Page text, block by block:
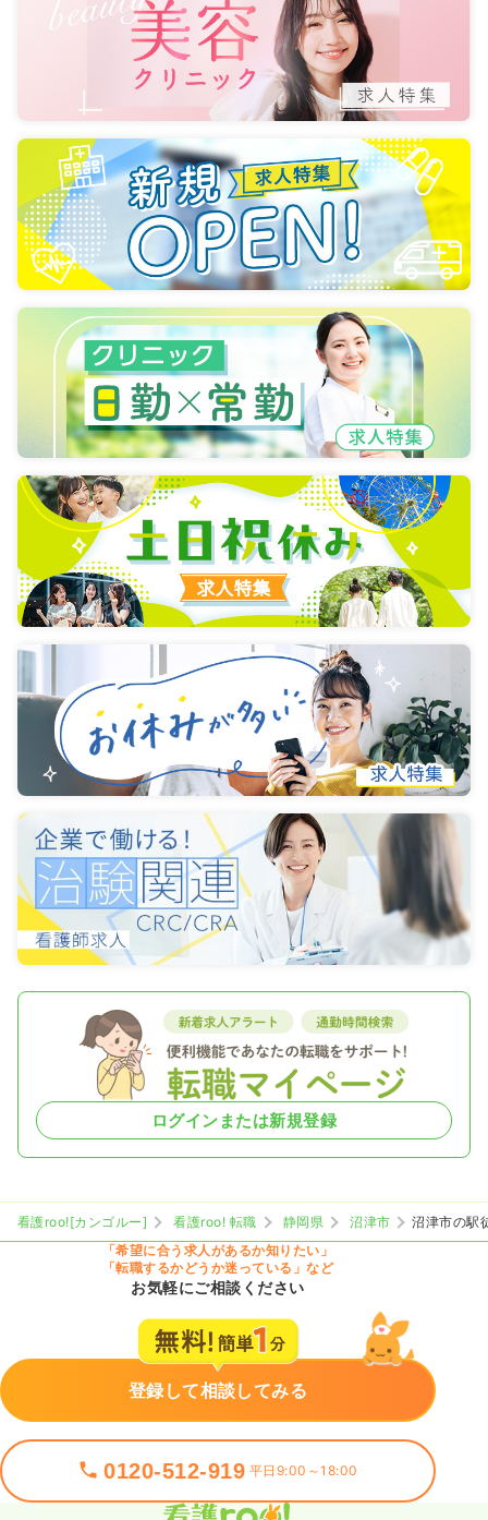
ログインまたは新規登録
看護roo![カンゴルー] 看護roo! 転職 静岡県 沼津市
沼津市の駅
「希望に合う求人があるか知りたい」
「転職するかどうか迷っている」など
お気軽にご相談ください
登録して相談してみる
0120-512-919 平日9:00～18:00